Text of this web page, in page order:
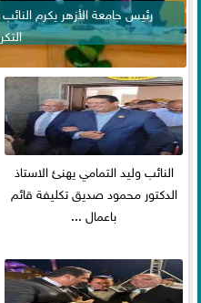
رئيس جامعة الأزهر يكرم
النائب وليد التمامي يهنئ الاستاذ
الدكتور محمود صديق تكليفة قائم
باعمال ...